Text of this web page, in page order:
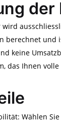
wird
berechnet und
keine
das Ihnen
Wählen